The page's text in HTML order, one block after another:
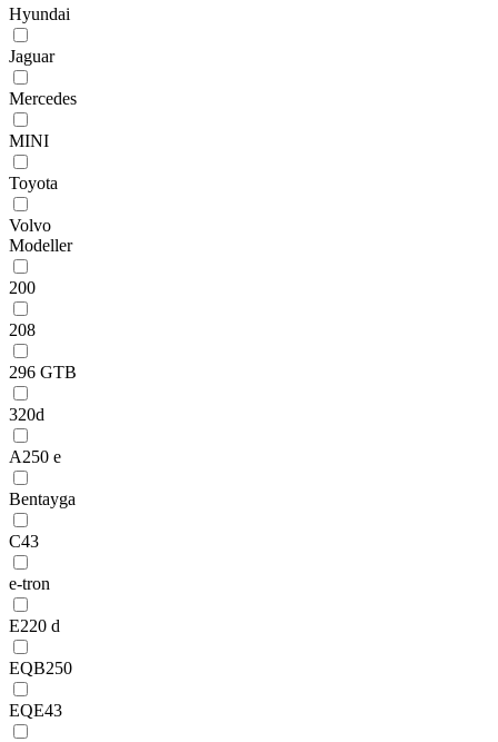
Hyundai
Jaguar
Mercedes
MINI
Toyota
Volvo
Modeller
200
208
296 GTB
320d
A250 e
Bentayga
C43
e-tron
E220 d
EQB250
EQE43